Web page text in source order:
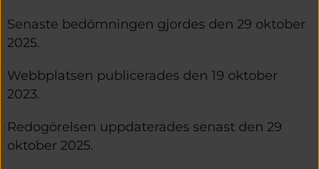
Senaste bedömningen gjordes den 29 oktober
2025.
Webbplatsen publicerades den 19 oktober
2023.
Redogörelsen uppdaterades senast den 29
oktober 2025.